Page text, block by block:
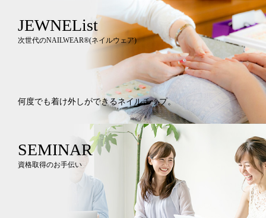
JEWNEList
次世代のNAILWEAR®︎(ネイルウェア)
何度でも着け外しができるネイルチップ。
SEMINAR
資格取得のお手伝い